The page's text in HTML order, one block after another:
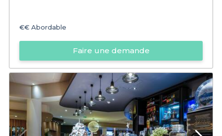
€€ Abordable
Faire une demande